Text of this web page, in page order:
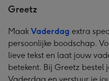
Greetz
Maak Vaderdag extra
persoonlijke boodschap.
lieve tekst en laat jouw
betekent. Bij Greetz bestel